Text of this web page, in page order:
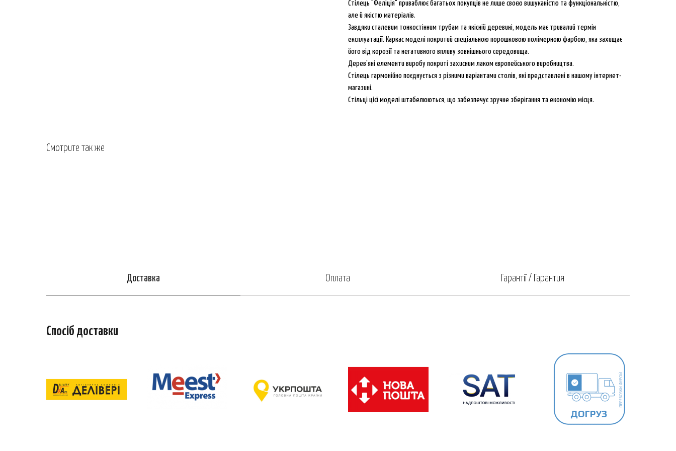
Стілець "Феліція" приваблює багатьох покупців не лише своєю вишуканістю та функціональністю,
але й якістю матеріалів.
Завдяки сталевим тонкостінним трубам та якісній деревині, модель має тривалий термін
експлуатації. Каркас моделі покритий спеціальною порошковою полімерною фарбою, яка захищає
його від корозії та негативного впливу зовнішнього середовища.
Дерев'яні елементи виробу покриті захисним лаком європейського виробництва.
Стілець гармонійно поєднується з різними варіантами столів, які представлені в нашому інтернет-
магазині.
Стільці цієї моделі штабелюються, що забезпечує зручне зберігання та економію місця.
Смотрите так же
Доставка Оплата Гарантії / Гарантия
Спосіб доставки